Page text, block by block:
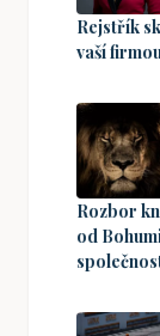
Rejstřík
vaší
Rozbor
od